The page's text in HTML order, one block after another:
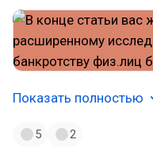
Показать полностью
5 2